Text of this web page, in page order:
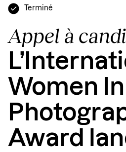
Terminé
Appel à
Women In
Award